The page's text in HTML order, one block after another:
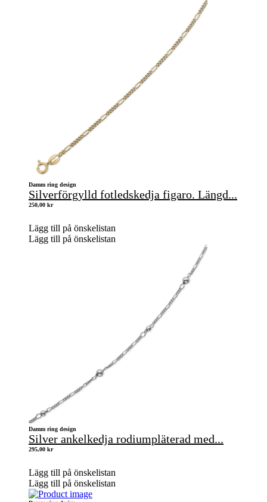
Damm ring design
Silverförgylld fotledskedja figaro. Längd...
250,00 kr
Lägg till på önskelistan
Lägg till på önskelistan
Damm ring design
Silver ankelkedja rodiumpläterad med...
295,00 kr
Lägg till på önskelistan
Lägg till på önskelistan